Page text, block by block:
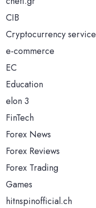
CIB
Cryptocurrency service
e-commerce
EC
Education
elon 3
FinTech
Forex News
Forex Reviews
Forex Trading
Games
hitnspinofficial.ch